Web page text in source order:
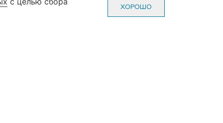
70-22
22
Пн-Пт: с 10-00 до 20-00
ХОРОШО